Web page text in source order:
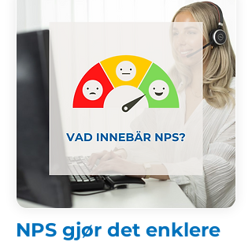
NPS gjør det enklere